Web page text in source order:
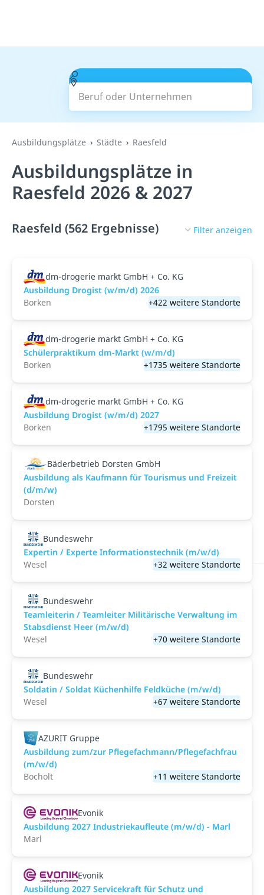
Beruf oder Unternehmen
Suchen
Ausbildungsplätze Städte Raesfeld
Ausbildungsplätze in
Raesfeld 2026 & 2027
Raesfeld (562 Ergebnisse) Filter anzeigen
dm-drogerie markt GmbH + Co. KG
Ausbildung Drogist (w/m/d) 2026
Borken
+422 weitere Standorte
dm-drogerie markt GmbH + Co. KG
Schülerpraktikum dm-Markt (w/m/d)
Borken
+1735 weitere Standorte
dm-drogerie markt GmbH + Co. KG
Ausbildung Drogist (w/m/d) 2027
Borken
+1795 weitere Standorte
Bäderbetrieb Dorsten GmbH
Ausbildung als Kaufmann für Tourismus und Freizeit
(d/m/w)
Dorsten
Bundeswehr
Expertin / Experte Informationstechnik (m/w/d)
Wesel
+32 weitere Standorte
Bundeswehr
Teamleiterin / Teamleiter Militärische Verwaltung im
Stabsdienst Heer (m/w/d)
Wesel
+70 weitere Standorte
Bundeswehr
Soldatin / Soldat Küchenhilfe Feldküche (m/w/d)
Wesel
+67 weitere Standorte
AZURIT Gruppe
Ausbildung zum/zur Pflegefachmann/Pflegefachfrau
(m/w/d)
Bocholt
+11 weitere Standorte
Evonik
Ausbildung 2027 Industriekaufleute (m/w/d) - Marl
Marl
Evonik
Ausbildung 2027 Servicekraft für Schutz und